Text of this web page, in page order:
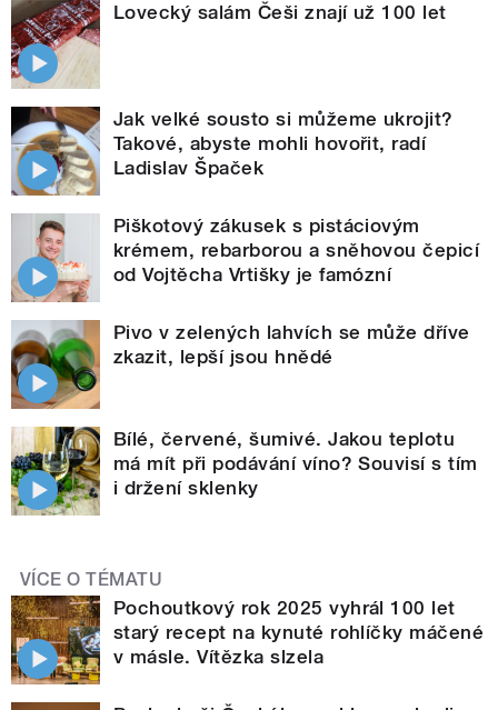
Lovecký salám Češi znají už 100 let
Jak velké sousto si můžeme ukrojit?
Takové, abyste mohli hovořit, radí
Ladislav Špaček
Piškotový zákusek s pistáciovým
krémem, rebarborou a sněhovou čepicí
od Vojtěcha Vrtišky je famózní
Pivo v zelených lahvích se může dříve
zkazit, lepší jsou hnědé
Bílé, červené, šumivé. Jakou teplotu
má mít při podávání víno? Souvisí s tím
i držení sklenky
VÍCE O TÉMATU
Pochoutkový rok 2025 vyhrál 100 let
starý recept na kynuté rohlíčky máčené
v másle. Vítězka slzela